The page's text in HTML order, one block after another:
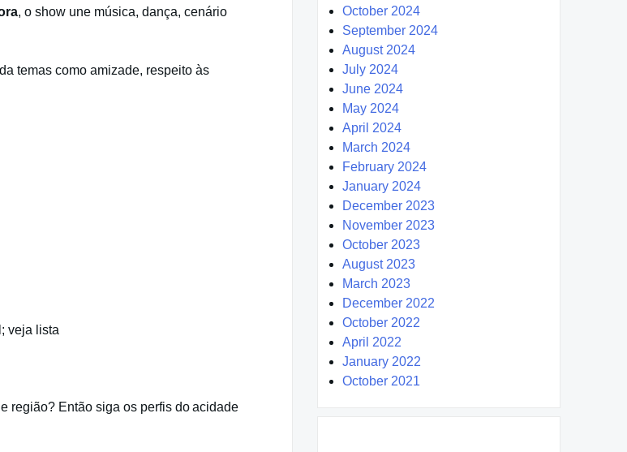
, o show une música, dança, cenário
temas como amizade, respeito às
veja lista
região? Então siga os perfis do acidade
October 2024
September 2024
August 2024
July 2024
June 2024
May 2024
April 2024
March 2024
February 2024
January 2024
December 2023
November 2023
October 2023
August 2023
March 2023
December 2022
October 2022
April 2022
January 2022
October 2021